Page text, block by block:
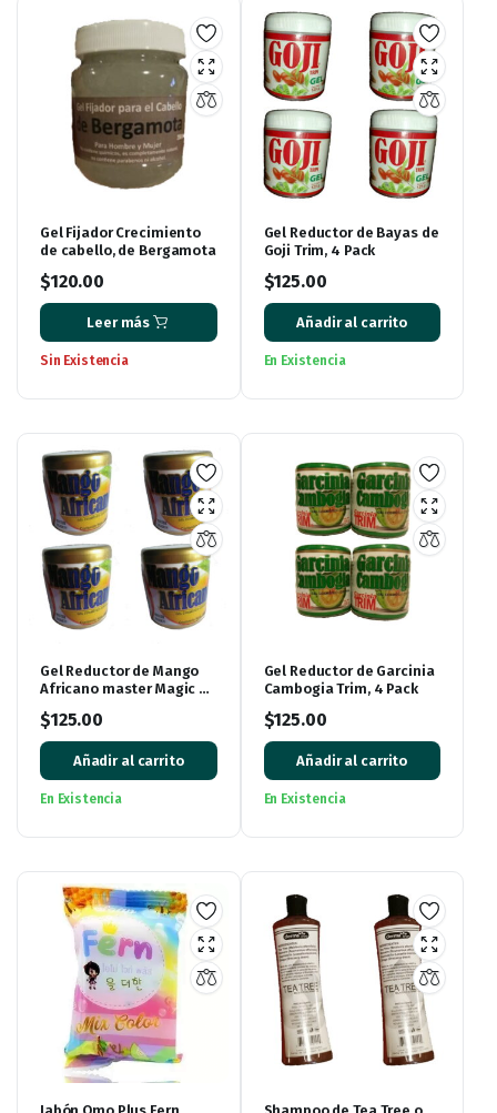
Gel Fijador Crecimiento
de cabello, de Bergamota
$120.00
Leer más
Sin Existencia
Gel Reductor de Bayas de
Goji Trim, 4 Pack
$125.00
Añadir al carrito
En Existencia
Gel Reductor de Mango
Africano master Magic 4
$125.00
Añadir al carrito
En Existencia
Gel Reductor de Garcinia
Cambogia Trim, 4 Pack
$125.00
Añadir al carrito
En Existencia
Jabón Omo Plus Fern
Shampoo de Tea Tree o